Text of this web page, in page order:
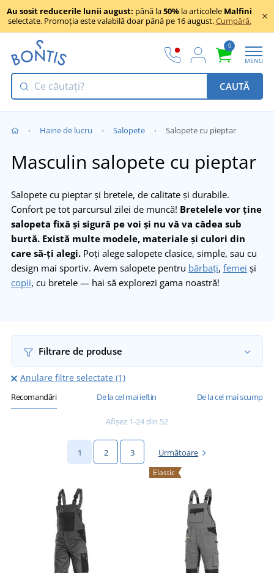
Au sosit reducerile lunii august: până la50% la articolele Malfini
selectate. Promoția este valabilă doar până pe 16 august.Cumpără.
0
MENU
CAUTĂ
Haine de lucru Salopete Salopete cu pieptar
Masculin salopete cu pieptar
Salopete cu pieptar și bretele, de calitate și durabile.
Confort pe tot parcursul zilei de muncă! Bretelele vor ține
salopeta fixă și sigură pe voi și nu vă va cădea sub
burtă. Există multe modele, materiale și culori din
care să-ți alegi. Poți alege salopete clasice, simple, sau cu
design mai sportiv. Avem salopete pentru bărbați, femei și
copii, cu bretele — hai să explorezi gama noastră!
Filtrare de produse
Anulare filtre selectate (1)
Recomandări De la cel mai ieftin De la cel mai scump
Afișez 1-24 din 52
1 2 3 Următoare
Elastic